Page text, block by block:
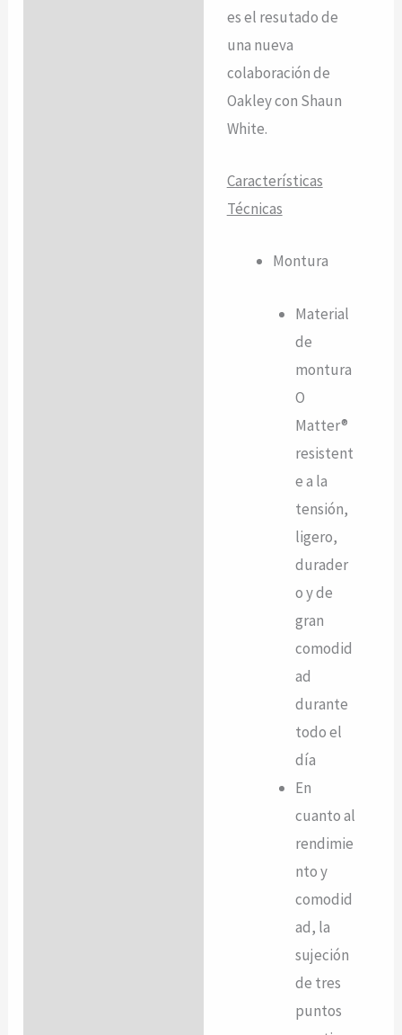
es ​​el resutado de
una nueva
colaboración de
Oakley con Shaun
White.
Características
Técnicas
Montura
Material
de
montura
O
Matter®
resistent
e a la
tensión,
ligero,
durader
o y de
gran
comodid
ad
durante
todo el
día
En
cuanto al
rendimie
nto y
comodid
ad, la
sujeción
de tres
puntos